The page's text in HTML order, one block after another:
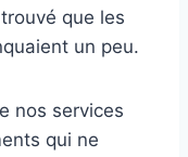
que les
un peu.
nos services
qui ne